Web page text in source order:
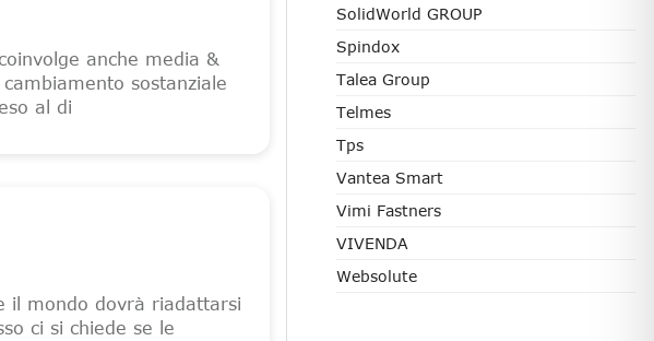
anche media &
sostanziale
al di
il mondo dovrà riadattarsi
ci si chiede se le
SolidWorld GROUP
Spindox
Talea Group
Telmes
Tps
Vantea Smart
Vimi Fastners
VIVENDA
Websolute